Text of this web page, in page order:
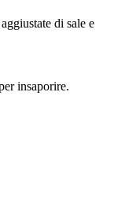
di sale e
insaporire.